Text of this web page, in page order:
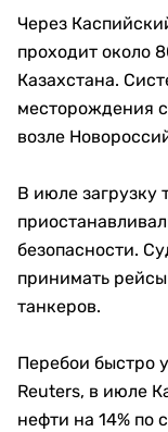
Через
проходит около
Казахстана.
месторождения
возле
В июле загрузку
безопасности.
принимать
танкеров.
Перебои быстро
Reuters, в июле
нефти на 14%